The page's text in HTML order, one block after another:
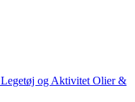
Legetøj og Aktivitet Olier &